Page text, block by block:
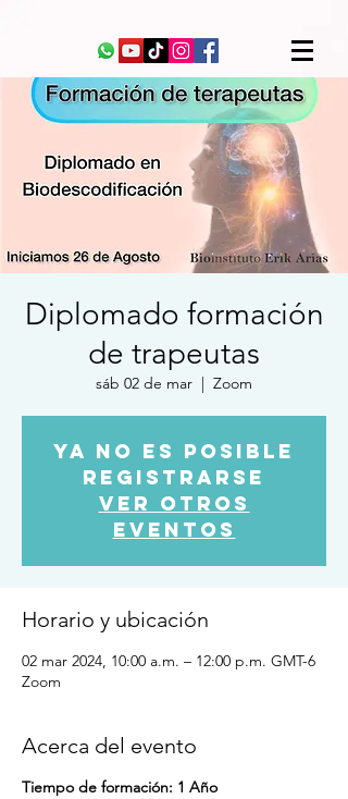
Diplomado formación
de trapeutas
sáb 02 de mar
  |
Zoom
Ya no es posible
registrarse
Ver otros
eventos
Horario y ubicación
02 mar 2024, 10:00 a.m. – 12:00 p.m. GMT-6
Zoom
Acerca del evento
Tiempo de formación: 1 Año